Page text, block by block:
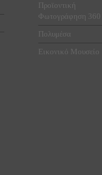
Προϊοντική
Φωτογράφηση 360
Πολυμέσα
Εικονικό Μουσείο